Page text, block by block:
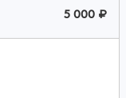
5 000 ₽